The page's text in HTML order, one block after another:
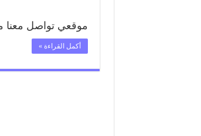
موقعي تواصل معنا مباشرة
أكمل القراءة »